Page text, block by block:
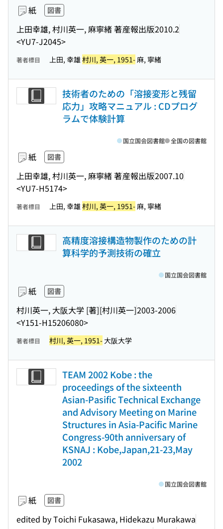
紙 図書
上田幸雄, 村川英一, 麻寧緒 著産報出版2010.2
<YU7-J2045>
著者標目 上田, 幸雄村川, 英一, 1951-麻, 寧緒
技術者のための「溶接変形と残留
応力」攻略マニュアル : CDプログ
ラムで体験計算
紙 図書
上田幸雄, 村川英一, 麻寧緒 著産報出版2007.10
<YU7-H5174>
国立国会図書館 全国の図書館
著者標目 上田, 幸雄村川, 英一, 1951-麻, 寧緒
高精度溶接構造物製作のための計
算科学的予測技術の確立
紙 図書
村川英一, 大阪大学 [著][村川英一]2003-2006
<Y151-H15206080>
国立国会図書館
著者標目 村川, 英一, 1951- 大阪大学
TEAM 2002 Kobe : the
proceedings of the sixteenth
Asian-Pasific Technical Exchange
and Advisory Meeting on Marine
Structures in Asia-Pacific Marine
Congress-90th anniversary of
KSNAJ : Kobe,Japan,21-23,May
2002
紙 図書
edited by Toichi Fukasawa, Hidekazu Murakawa
国立国会図書館